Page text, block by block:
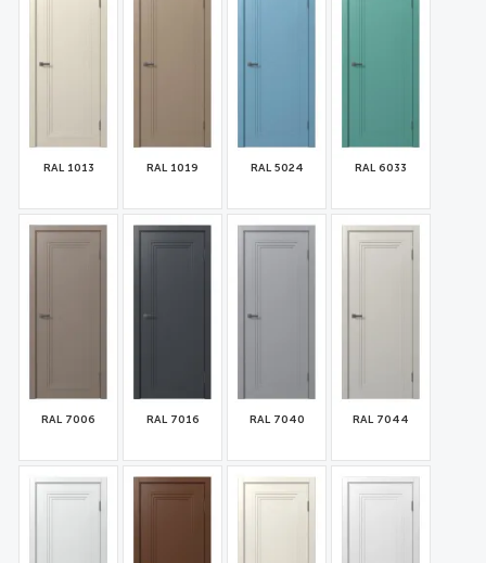
RAL 1013
32158
RAL 1019
32160
RAL 5024
32161
RAL 6033
32162
RAL 7006
32163
RAL 7016
32164
RAL 7040
32159
RAL 7044
32166